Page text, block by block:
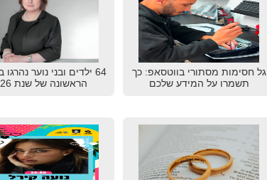
גל חסימות מסתורי בווטסאפ: כך
תשמרו על המידע שלכם
64 ילדים ובני נוער
הראשונה של שנת 2026